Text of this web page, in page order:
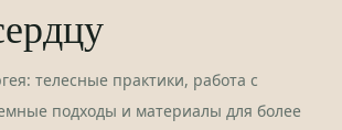
телесные практики, работа с
подходы и материалы для более